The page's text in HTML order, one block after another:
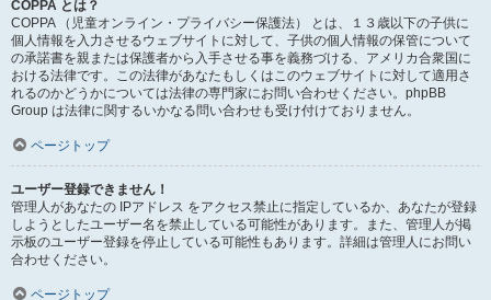
COPPA とは？
COPPA （児童オンライン・プライバシー保護法） とは、１３歳以下の子供に
個人情報を入力させるウェブサイトに対して、子供の個人情報の保管について
の承諾書を親または保護者から入手させる事を義務づける、アメリカ合衆国に
おける法律です。この法律があなたもしくはこのウェブサイトに対して適用さ
れるのかどうかについては法律の専門家にお問い合わせください。phpBB
Group は法律に関するいかなる問い合わせも受け付けておりません。
ページトップ
ユーザー登録できません！
管理人があなたの IPアドレス をアクセス禁止に指定しているか、あなたが登録
しようとしたユーザー名を禁止している可能性があります。また、管理人が掲
示板のユーザー登録を停止している可能性もあります。詳細は管理人にお問い
合わせください。
ページトップ